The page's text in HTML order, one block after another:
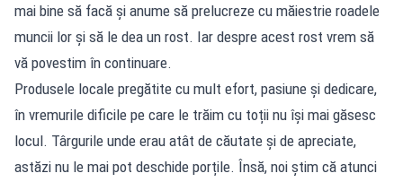
mai bine să facă și anume să prelucreze cu măiestrie roadele
muncii lor și să le dea un rost. Iar despre acest rost vrem să
vă povestim în continuare.
Produsele locale pregătite cu mult efort, pasiune și dedicare,
în vremurile dificile pe care le trăim cu toții nu își mai găsesc
locul. Târgurile unde erau atât de căutate și de apreciate,
astăzi nu le mai pot deschide porțile. Însă, noi știm că atunci